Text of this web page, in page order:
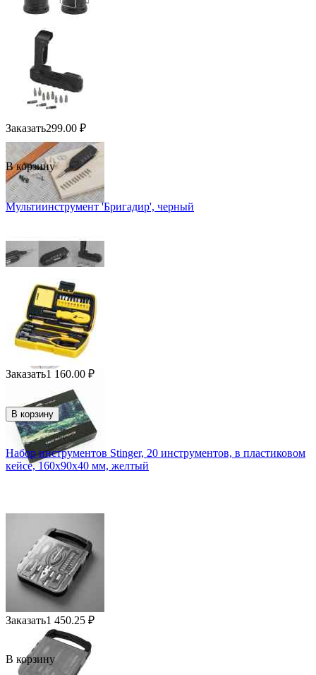
Заказать299.00 ₽
В корзину
Мультиинструмент 'Бригадир', черный
Заказать1 160.00 ₽
В корзину
Набор инструментов Stinger, 20 инструментов, в пластиковом
кейсе, 160х90x40 мм, желтый
Заказать1 450.25 ₽
В корзину